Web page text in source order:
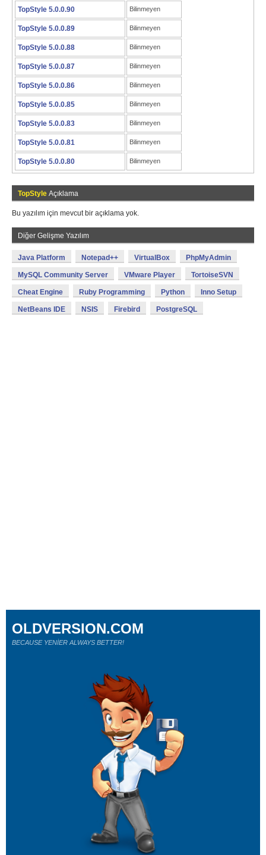
TopStyle 5.0.0.90 Bilinmeyen
TopStyle 5.0.0.89 Bilinmeyen
TopStyle 5.0.0.88 Bilinmeyen
TopStyle 5.0.0.87 Bilinmeyen
TopStyle 5.0.0.86 Bilinmeyen
TopStyle 5.0.0.85 Bilinmeyen
TopStyle 5.0.0.83 Bilinmeyen
TopStyle 5.0.0.81 Bilinmeyen
TopStyle 5.0.0.80 Bilinmeyen
TopStyle Açıklama
Bu yazılım için mevcut bir açıklama yok.
Diğer Gelişme Yazılım
Java Platform Notepad++ VirtualBox PhpMyAdmin
MySQL Community Server VMware Player TortoiseSVN
Cheat Engine Ruby Programming Python Inno Setup
NetBeans IDE NSIS Firebird PostgreSQL
OLDVERSION.COM
BECAUSE YENİER ALWAYS BETTER!